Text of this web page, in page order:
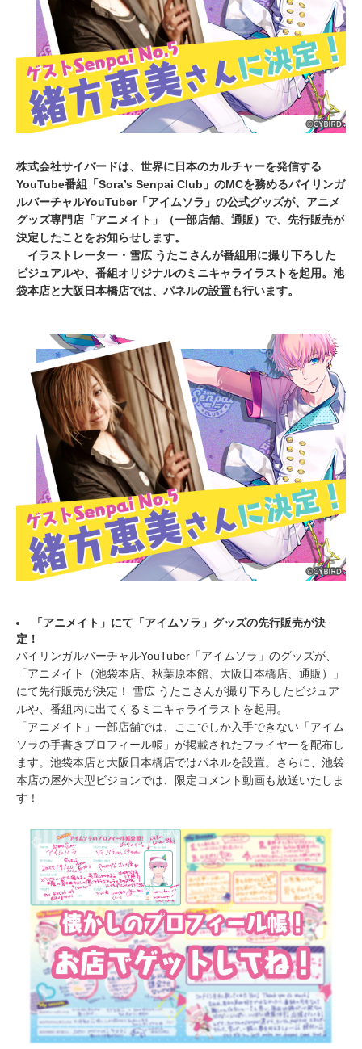
株式会社サイバードは、世界に日本のカルチャーを発信する
YouTube番組「Sora’s Senpai Club」のMCを務めるバイリンガ
ルバーチャルYouTuber「アイムソラ」の公式グッズが、アニメ
グッズ専門店「アニメイト」（一部店舗、通販）で、先行販売が
決定したことをお知らせします。
イラストレーター・雪広 うたこさんが番組用に撮り下ろした
ビジュアルや、番組オリジナルのミニキャライラストを起用。池
袋本店と大阪日本橋店では、パネルの設置も行います。
「アニメイト」にて「アイムソラ」グッズの先行販売が決
定！
バイリンガルバーチャルYouTuber「アイムソラ」のグッズが、
「アニメイト（池袋本店、秋葉原本館、大阪日本橋店、通販）」
にて先行販売が決定！ 雪広 うたこさんが撮り下ろしたビジュア
ルや、番組内に出てくるミニキャライラストを起用。
「アニメイト」一部店舗では、ここでしか入手できない「アイム
ソラの手書きプロフィール帳」が掲載されたフライヤーを配布し
ます。池袋本店と大阪日本橋店ではパネルを設置。さらに、池袋
本店の屋外大型ビジョンでは、限定コメント動画も放送いたしま
す！